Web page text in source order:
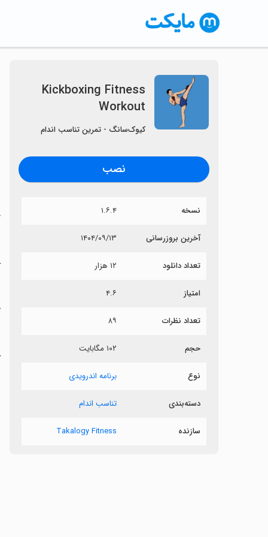
Kickboxing Fitness
Workout
کیوک‌سانگ - تمرین تناسب اندام
نصب
نسخه ۱.۶.۴
آخرین بروزرسانی ۱۴۰۴/۰۹/۱۳
تعداد دانلود ۱۲ هزار
امتیاز ۴.۶
تعداد نظرات ۸۹
حجم ۱۰۲ مگابایت
نوع برنامه اندرویدی
دسته‌بندی تناسب اندام
سازنده Takalogy Fitness